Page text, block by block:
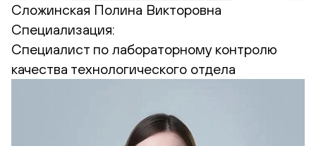
Сложинская Полина Викторовна
Специализация:
Cпециалист по лабораторному контролю
качества технологического отдела